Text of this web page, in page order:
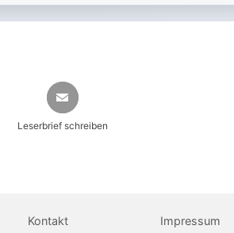
Leserbrief schreiben
Kontakt Impressum